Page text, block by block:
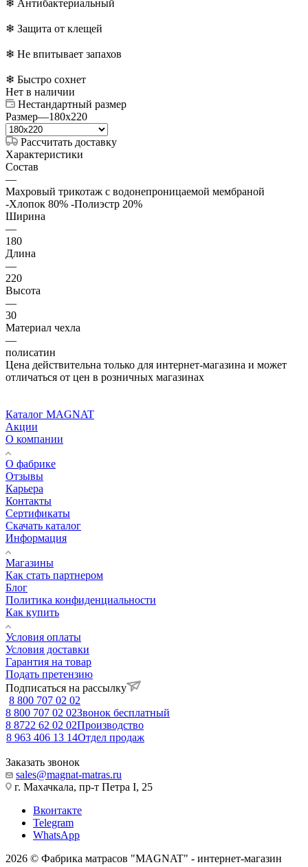
❄ Антибактериальный
❄ Защита от клещей
❄ Не впитывает запахов
❄ Быстро сохнет
Нет в наличии
Нестандартный размер
Размер—180x220
Рассчитать доставку
Характеристики
Состав
—
Махровый трикотаж с водонепроницаемой мембраной
-Хлопок 80% -Полиэстр 20%
Ширина
—
180
Длина
—
220
Высота
—
30
Материал чехла
—
полисатин
Цена действительна только для интернет-магазина и может
отличаться от цен в розничных магазинах
Каталог MAGNAT
Акции
О компании
О фабрике
Отзывы
Карьера
Контакты
Сертификаты
Скачать каталог
Информация
Магазины
Как стать партнером
Блог
Политика конфиденциальности
Как купить
Условия оплаты
Условия доставки
Гарантия на товар
Подать претензию
Подписаться на рассылку
8 800 707 02 02
8 800 707 02 02Звонок бесплатный
8 8722 62 02 02Производство
8 963 406 13 14Отдел продаж
Заказать звонок
sales@magnat-matras.ru
г. Махачкала, пр-т Петра I, 25
Вконтакте
Telegram
WhatsApp
2026 © Фабрика матрасов "MAGNAT" - интернет-магазин